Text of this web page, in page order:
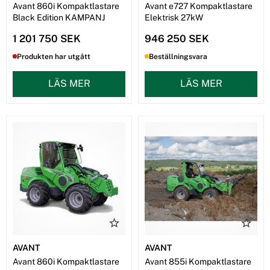
Avant 860i Kompaktlastare
Black Edition KAMPANJ
1 201 750 SEK
Produkten har utgått
LÄS MER
Avant e727 Kompaktlastare
Elektrisk 27kW
946 250 SEK
Beställningsvara
LÄS MER
AVANT
Avant 860i Kompaktlastare
AVANT
Avant 855i Kompaktlastare